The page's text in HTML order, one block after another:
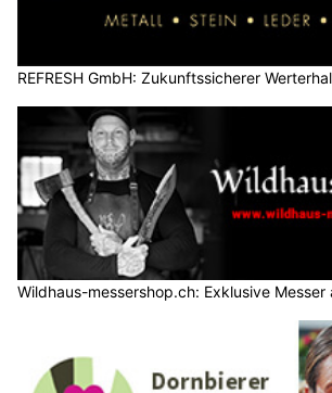
REFRESH GmbH: Zukunftssicherer
Wildhaus-messershop.ch: Exklusive